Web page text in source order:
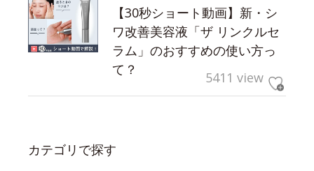
【30秒ショート動画】新・シ
ワ改善美容液「ザ リンクルセ
ラム」のおすすめの使い方っ
て？
5411 view
カテゴリで探す